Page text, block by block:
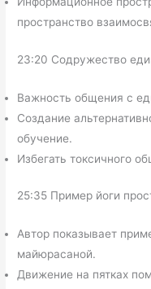
пространство
23:20 Содружество
Важность общения с
Создание
обучение.
Избегать токсичного
25:35 Пример йоги
Автор показывает
майюрасаной.
Движение на пятках